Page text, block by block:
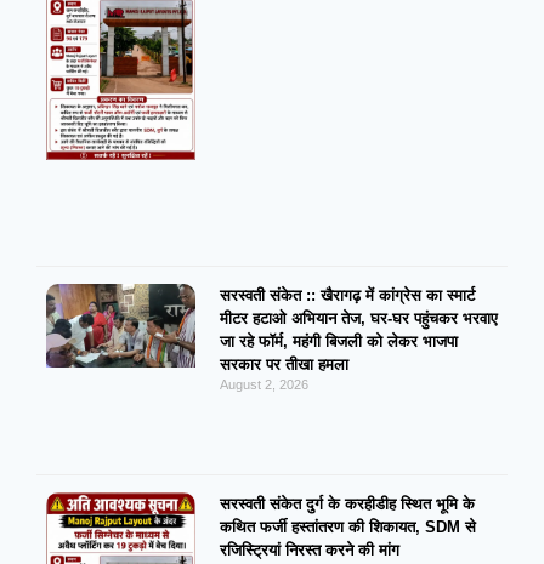
सरस्वती संकेत :: खैरागढ़ में कांग्रेस का स्मार्ट
मीटर हटाओ अभियान तेज, घर-घर पहुंचकर भरवाए
जा रहे फॉर्म, महंगी बिजली को लेकर भाजपा
सरकार पर तीखा हमला
August 2, 2026
सरस्वती संकेत दुर्ग के करहीडीह स्थित भूमि के
कथित फर्जी हस्तांतरण की शिकायत, SDM से
रजिस्ट्रियां निरस्त करने की मांग